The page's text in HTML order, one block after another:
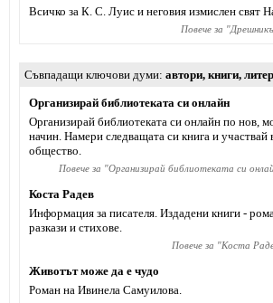
Всичко за К. С. Луис и неговия измислен свят
Повече за "
Съвпадащи ключови думи автори, книги,
Организирай библиотеката си онлайн
Организирай библиотеката си онлайн по нов,
начин. Намери следващата си книга и участвай
общество.
Повече за "Организирай библиотеката си
Коста Радев
Информация за писателя. Издадени книги -
разкази и стихове.
Повече за "Коста
Животът може да е чудо
Роман на Ивинела Самуилова.